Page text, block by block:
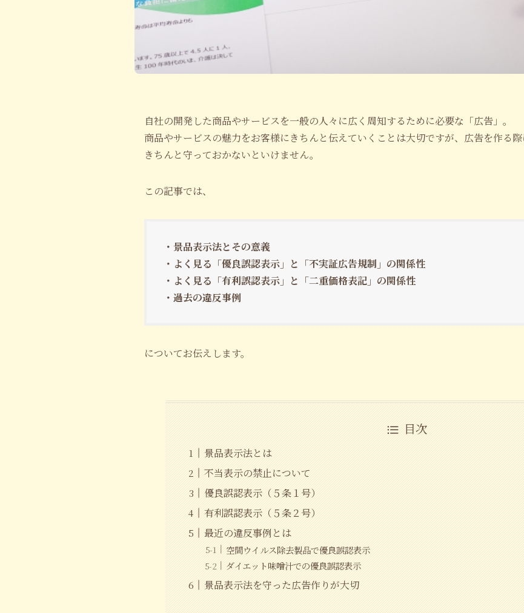
自社の開発した商品やサービスを一般の人々に広く周知するために必要な「広告」。
商品やサービスの魅力をお客様にきちんと伝えていくことは大切ですが、広告を作る
きちんと守っておかないといけません。
この記事では、
・景品表示法とその意義
・よく見る「優良誤認表示」と「不実証広告規制」の関係性
・よく見る「有利誤認表示」と「二重価格表記」の関係性
・過去の違反事例
についてお伝えします。
目次
景品表示法とは
不当表示の禁止について
優良誤認表示（５条１号）
有利誤認表示（５条２号）
最近の違反事例とは
空間ウイルス除去製品で優良誤認表示
ダイエット味噌汁での優良誤認表示
景品表示法を守った広告作りが大切